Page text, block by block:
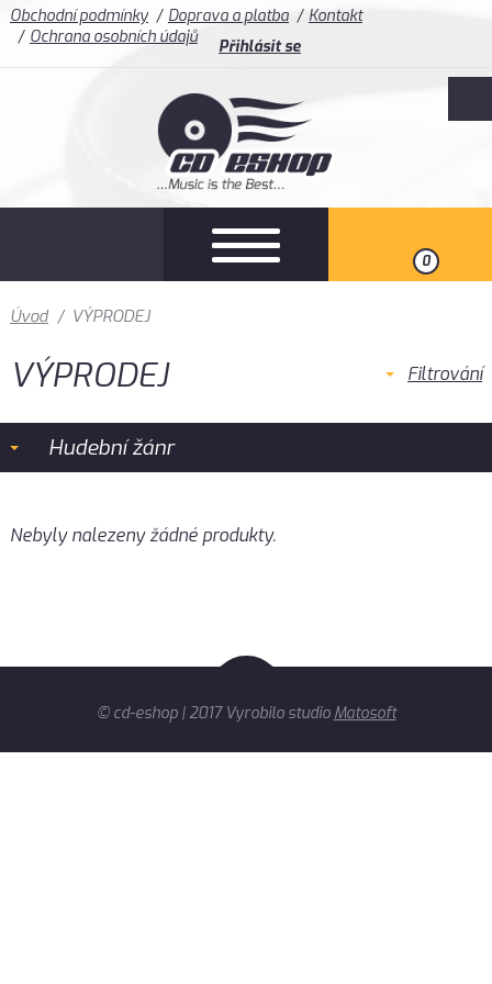
Obchodní podmínky Doprava a platba
Kontakt
Ochrana osobních údajů
Přihlásit se
0
Úvod / VÝPRODEJ
VÝPRODEJ Filtrování
Hudební žánr
Nebyly nalezeny žádné produkty.
© cd-eshop | 2017 Vyrobilo studio Matosoft